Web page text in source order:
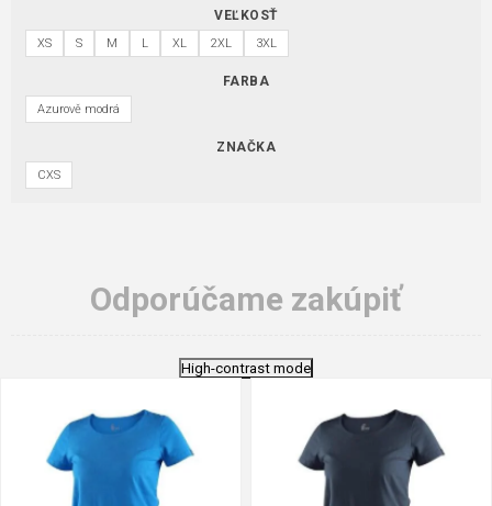
VEĽKOSŤ
XS S M L XL 2XL 3XL
FARBA
Azurově modrá
ZNAČKA
CXS
Odporúčame zakúpiť
High-contrast mode